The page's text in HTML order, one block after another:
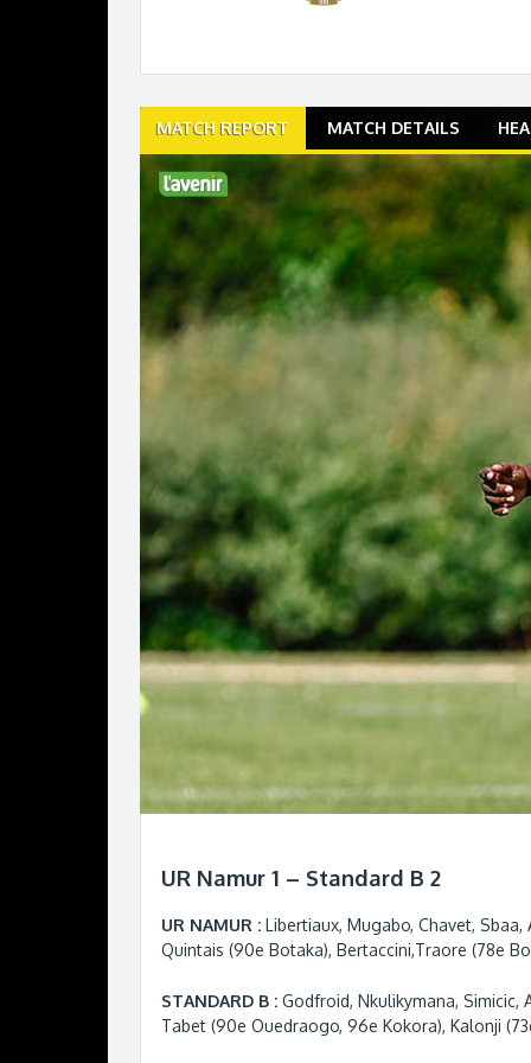
MATCH REPORT MATCH DETAILS
UR Namur 1 – Standard B 2
UR NAMUR : Libertiaux, Mugabo, Chavet,
Quintais (90e Botaka), Bertaccini,Traore (78e
STANDARD B : Godfroid, Nkulikymana, Simicic,
Tabet (90e Ouedraogo, 96e Kokora), Kalonji
Match
navigation